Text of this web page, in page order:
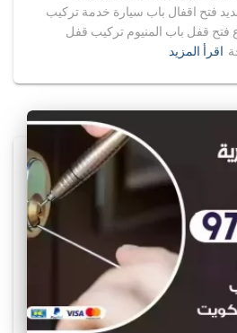
فتح اقفال باب سيارة خدمة تركيب
فتح قفل باب المنيوم تركيب قفل
اقرأ المزيد